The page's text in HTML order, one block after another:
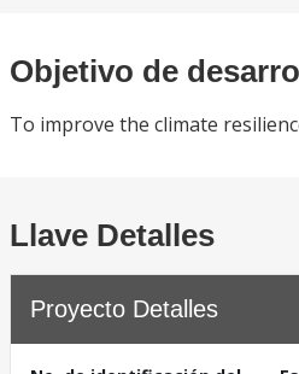
Objetivo de
To improve the climate
Llave Detalles
Proyecto Detalles